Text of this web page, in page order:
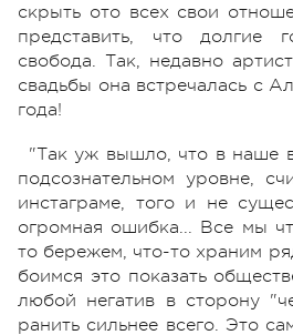
скрыть ото всех свои
представить, что
свобода. Так, недавно
свадьбы она встречалась с
года!
"Так уж вышло, что в наше
подсознательном уровне,
инстаграме, того и не
огромная ошибка... Все мы
то бережем, что-то храним
боимся это показать
любой негатив в сторону
ранить сильнее всего. Это